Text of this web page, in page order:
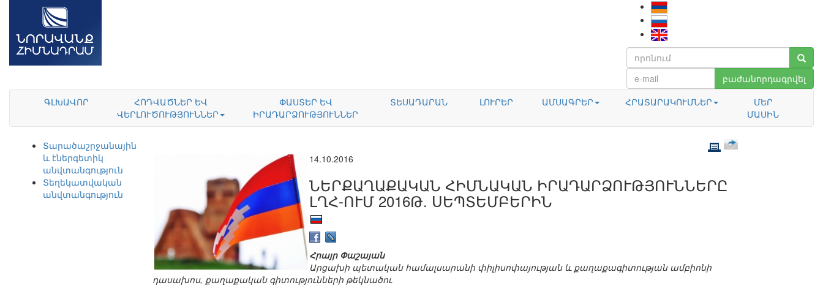
բաժանորդագրվել
ԳԼԽԱՎՈՐ
ՀՈԴՎԱԾՆԵՐ ԵՎ
ՎԵՐԼՈՒԾՈՒԹՅՈՒՆՆԵՐ
ՓԱՍՏԵՐ ԵՎ
ԻՐԱԴԱՐՁՈՒԹՅՈՒՆՆԵՐ
ՏԵՍԱԴԱՐԱՆ ԼՈՒՐԵՐ ԱՄՍԱԳՐԵՐ ՀՐԱՏԱՐԱԿՈՒՄՆԵՐ
ՄԵՐ
ՄԱՍԻՆ
Տարածաշրջանային
և էներգետիկ
անվտանգություն
Տեղեկատվական
անվտանգություն
14.10.2016
ՆԵՐՔԱՂԱՔԱԿԱՆ ՀԻՄՆԱԿԱՆ ԻՐԱԴԱՐՁՈՒԹՅՈՒՆՆԵՐԸ
ԼՂՀ-ՈՒՄ 2016Թ. ՍԵՊՏԵՄԲԵՐԻՆ
Հրայր Փաշայան
Արցախի պետական համալսարանի փիլիսոփայության և քաղաքագիտության ամբիոնի
դասախոս, քաղաքական գիտությունների թեկնածու